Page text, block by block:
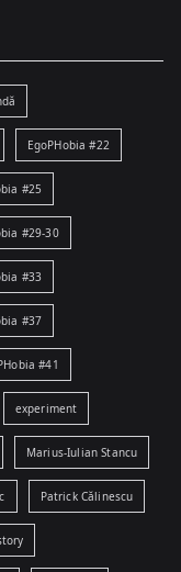
EgoPHobia #22
#25
#29-30
#33
#37
#41
experiment
Marius-Iulian Stancu
Patrick Călinescu